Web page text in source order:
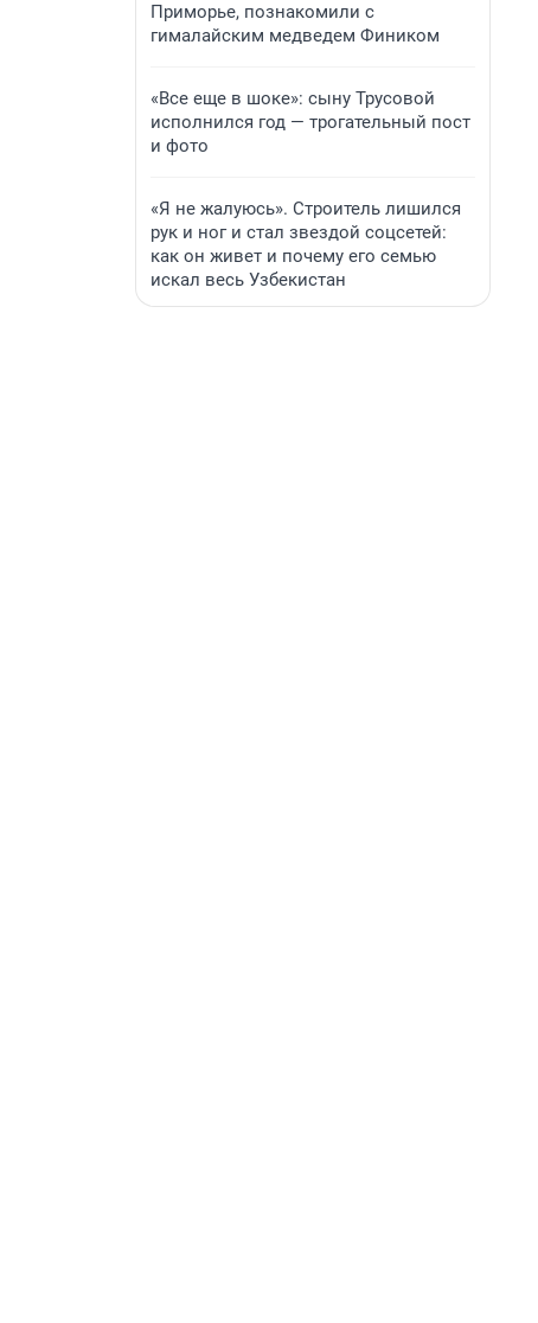
Приморье, познакомили с
гималайским медведем Фиником
«Все еще в шоке»: сыну Трусовой
исполнился год — трогательный пост
и фото
«Я не жалуюсь». Строитель лишился
рук и ног и стал звездой соцсетей:
как он живет и почему его семью
искал весь Узбекистан